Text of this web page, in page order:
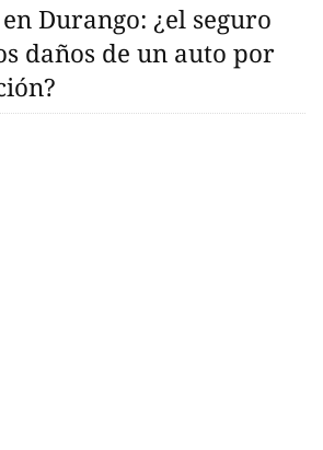
Durango: ¿el seguro
daños de un auto por